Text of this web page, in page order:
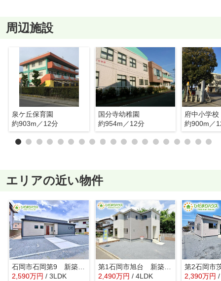
周辺施設
泉ケ丘保育園
約903m／12分
国分寺幼稚園
約954m／12分
府中小学校
約900m／
エリアの近い物件
石岡市石岡第9 新築戸建
2,590万円 / 3LDK
第1石岡市旭台 新築戸建
2,490万円 / 4LDK 2,390万円